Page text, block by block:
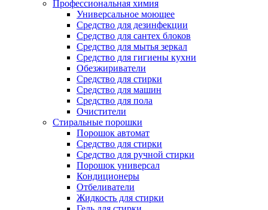
Профессиональная химия
Универсальное моющее
Средство для дезинфекции
Средство для сантех блоков
Средство для мытья зеркал
Средство для гигиены кухни
Обезжириватели
Средство для стирки
Средство для машин
Средство для пола
Очистители
Стиральные порошки
Порошок автомат
Средство для стирки
Средство для ручной стирки
Порошок универсал
Кондиционеры
Отбеливатели
Жидкость для стирки